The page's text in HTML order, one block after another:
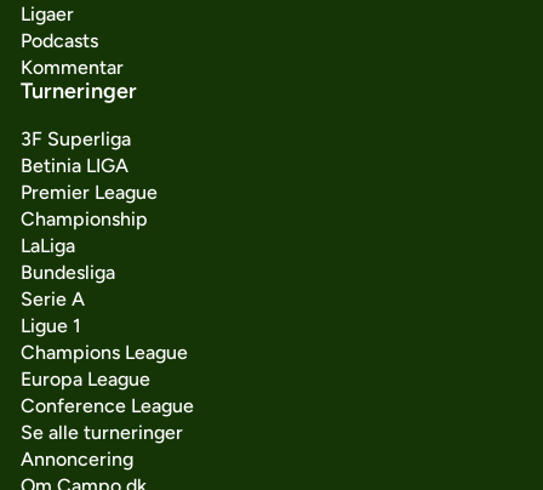
Ligaer
Podcasts
Kommentar
Turneringer
3F Superliga
Betinia LIGA
Premier League
Championship
LaLiga
Bundesliga
Serie A
Ligue 1
Champions League
Europa League
Conference League
Se alle turneringer
Annoncering